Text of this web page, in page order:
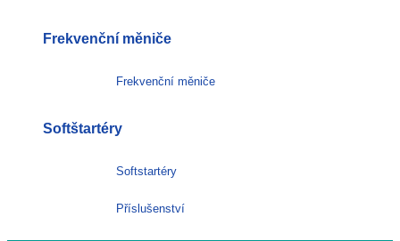
Frekvenční měniče
Frekvenční měniče
Softštartéry
Softstartéry
Příslušenství